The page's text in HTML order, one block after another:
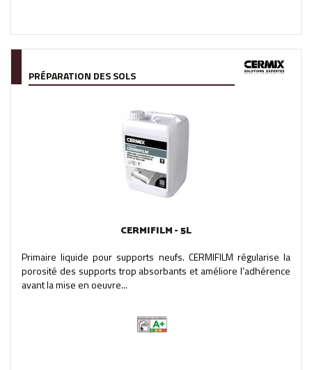
PRÉPARATION DES SOLS
CERMIFILM - 5L
Primaire liquide pour supports neufs. CERMIFILM régularise la
porosité des supports trop absorbants et améliore l’adhérence
avant la mise en oeuvre...